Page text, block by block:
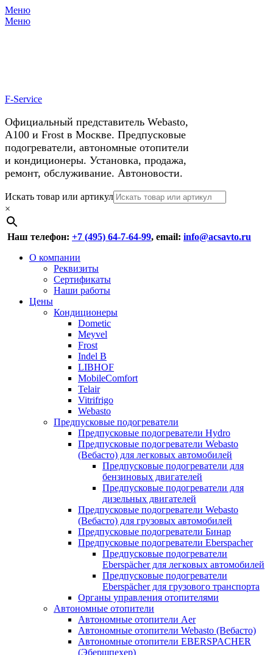
Меню
Меню
F-Service
Официальный представитель Webasto,
А100 и Frost в Москве. Предпусковые
подогреватели, автономные отопители
и кондиционеры. Установка, продажа,
ремонт, обслуживание. Автоновости.
Header
Right
Menu
Перейти
к
содержимому
Искать товар или артикул
×
Наш телефон: +7 (495) 64-7-64-99, email: info@acsavto.ru
Основное
Перейти
содержимому
О компании
Реквизиты
Сертификаты
Наши работы
Цены
Кондиционеры
Dometic
Meyvel
Frost
Indel B
LIBHOF
MobileComfort
Telair
Vitrifrigo
Webasto
Предпусковые подогреватели
Предпусковые подогреватели Hydro
Предпусковые подогреватели Webasto
(Вебасто) для легковых автомобилей
Предпусковые подогреватели для
бензиновых двигателей
Предпусковые подогреватели для
дизельных двигателей
Предпусковые подогреватели Webasto
(Вебасто) для грузовых автомобилей
Предпусковые подогреватели Бинар
Предпусковые подогреватели Eberspacher
Предпусковые подогреватели
Eberspächer для легковых автомобилей
Предпусковые подогреватели
Eberspächer для грузового транспорта
Органы управления отопителями
Автономные отопители
Автономные отопители Аer
Автономные отопители Webasto (Вебасто)
Автономные отопители EBERSPACHER
(Эбершпехер)
У нас космические скидки на